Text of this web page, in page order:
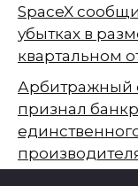
SpaceX
убытках в
квартальном
Арбитражный
признал